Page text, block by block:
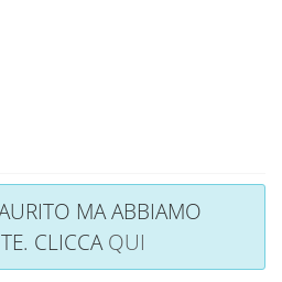
MA ABBIAMO
CLICCAQUI